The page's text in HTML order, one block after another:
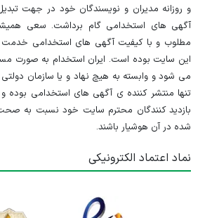
و روزانه مدیران و نویسندگان خود در جهت
آگهی های استخدامی گام برداشت. سعی
مطلوب و با کیفیت آگهی های استخدامی خدمت
این سایت بوده است. ایران استخدام به صورت
می شود و وابسته به هیچ نهاد و یا سازمان
تنها منتشر کننده ی آگهی های استخدامی بوده و
بازدید کنندگان محترم سایت خود نسبت به
شده در آن هوشیار باشند.
نماد اعتماد الکترونیکی